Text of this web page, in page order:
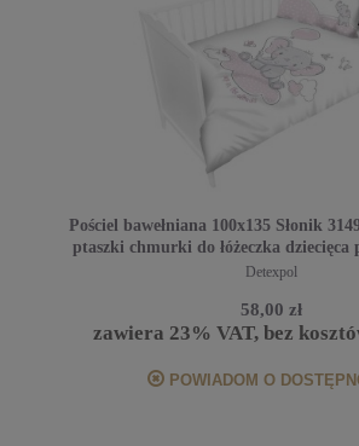
Pościel bawełniana 100x135 Słonik
ptaszki chmurki do łóżeczka dziecięca
Detexpol
58,00 zł
zawiera 23% VAT, bez
POWIADOM O